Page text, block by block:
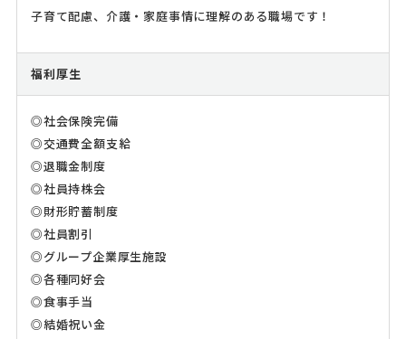
子育て配慮、介護・家庭事情に理解のある職場です！
福利厚生
◎社会保険完備
◎交通費全額支給
◎退職金制度
◎社員持株会
◎財形貯蓄制度
◎社員割引
◎グループ企業厚生施設
◎各種同好会
◎食事手当
◎結婚祝い金